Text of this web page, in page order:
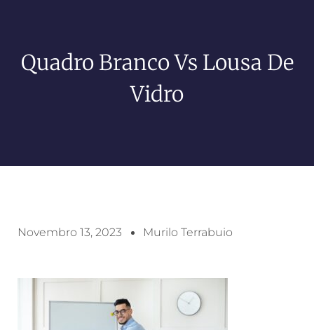
Quadro Branco Vs Lousa De
Vidro
Novembro 13, 2023 Murilo Terrabuio